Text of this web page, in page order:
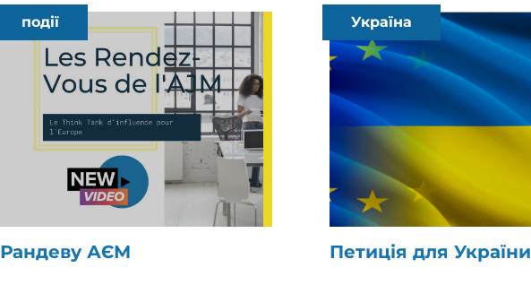
події
Рандеву АЄМ
Україна
Петиція для України